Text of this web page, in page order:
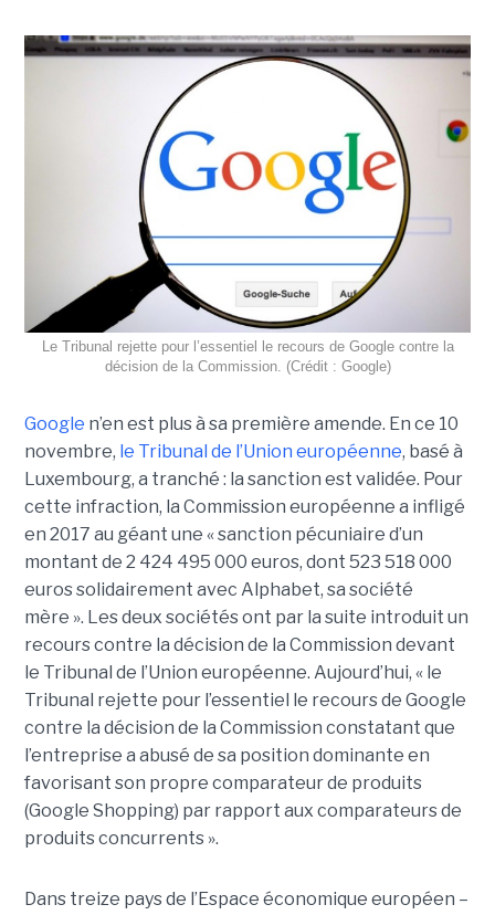
Le Tribunal rejette pour l’essentiel le recours de Google contre la
décision de la Commission. (Crédit : Google)
Google n’en est plus à sa première amende. En ce 10
novembre, le Tribunal de l’Union européenne, basé à
Luxembourg, a tranché : la sanction est validée. Pour
cette infraction, la Commission européenne a infligé
en 2017 au géant une « sanction pécuniaire d’un
montant de 2 424 495 000 euros, dont 523 518 000
euros solidairement avec Alphabet, sa société
mère ». Les deux sociétés ont par la suite introduit un
recours contre la décision de la Commission devant
le Tribunal de l’Union européenne. Aujourd’hui, « le
Tribunal rejette pour l’essentiel le recours de Google
contre la décision de la Commission constatant que
l’entreprise a abusé de sa position dominante en
favorisant son propre comparateur de produits
(Google Shopping) par rapport aux comparateurs de
produits concurrents ».
Dans treize pays de l’Espace économique européen –